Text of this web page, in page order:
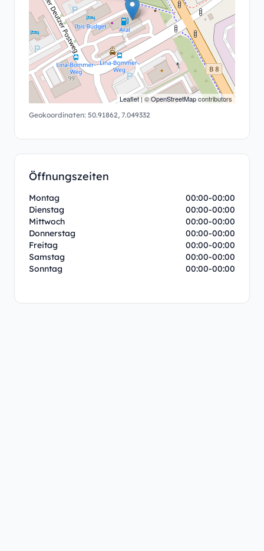
Leaflet| ©OpenStreetMapcontributors
Geokoordinaten: 50.91862, 7.049332
Öffnungszeiten
Montag
00:00-00:00
Dienstag
00:00-00:00
Mittwoch
00:00-00:00
Donnerstag
00:00-00:00
Freitag
00:00-00:00
Samstag
00:00-00:00
Sonntag
00:00-00:00